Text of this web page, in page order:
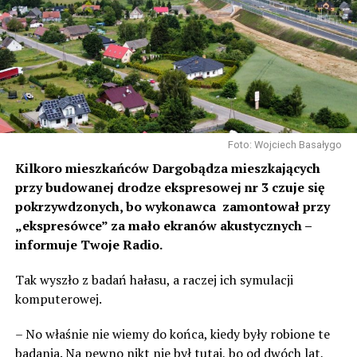
Foto: Wojciech Basałygo
Kilkoro mieszkańców Dargobądza mieszkających
przy budowanej drodze ekspresowej nr 3 czuje się
pokrzywdzonych, bo wykonawca zamontował przy
„ekspresówce” za mało ekranów akustycznych –
informuje Twoje Radio.
Tak wyszło z badań hałasu, a raczej ich symulacji
komputerowej.
– No właśnie nie wiemy do końca, kiedy były robione te
badania. Na pewno nikt nie był tutaj, bo od dwóch lat,